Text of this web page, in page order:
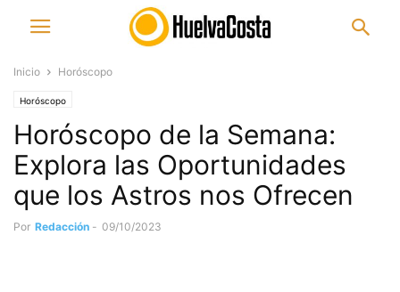
Inicio Horóscopo
Horóscopo
Horóscopo de la Semana:
Explora las Oportunidades
que los Astros nos Ofrecen
Por Redacción - 09/10/2023